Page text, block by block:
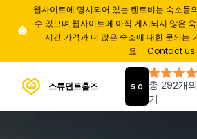
웹사이트에 명시되어 있는 렌트비는 숙소들
수 있으며 웹사이트에 아직 게시되지 않은
시간 가격과 더 많은 숙소에 대한 문의는
요.
Contact us
스튜던트홈즈